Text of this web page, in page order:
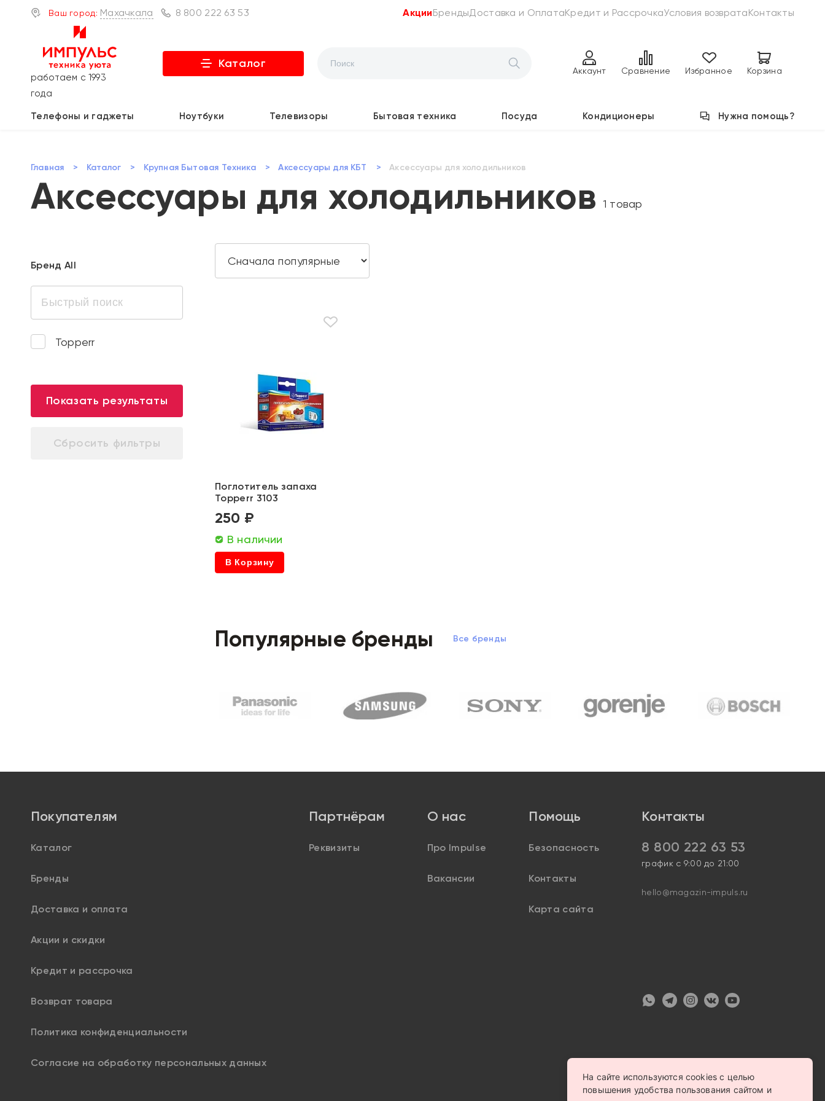
Ваш город: Махачкала 8 800 222 63 53 АкцииБрендыДоставка и ОплатаКредит и РассрочкаУсловия возвратаКонтакты
работаем с 1993
года
Каталог
Аккаунт Сравнение Избранное Корзина
Телефоны и гаджеты Ноутбуки Телевизоры Бытовая техника Посуда Кондиционеры Нужна помощь?
Главная > Каталог > Крупная Бытовая Техника > Аксессуары для КБТ > Акcессуары для холодильников
Акcессуары для холодильников 1 товар
Бренд All
Topperr
Показать результаты
Поглотитель запаха
Topperr 3103
250 ₽
В наличии
В Корзину
Популярные бренды Все бренды
Покупателям
Каталог
Бренды
Доставка и оплата
Акции и скидки
Кредит и рассрочка
Возврат товара
Политика конфиденциальности
Согласие на обработку персональных данных
Партнёрам
Реквизиты
О нас
Про Impulse
Вакансии
Помощь
Безопасность
Контакты
Карта сайта
Контакты
8 800 222 63 53
график с 9:00 до 21:00
hello@magazin-impuls.ru
На сайте используются cookies с целью
повышения удобства пользования сайтом и